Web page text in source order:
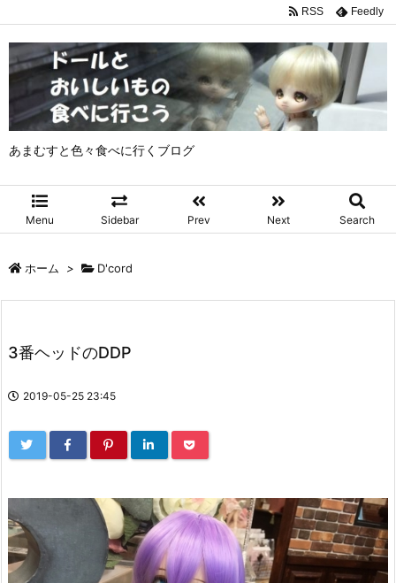
あまむすと色々食べに行くブログ
Menu Sidebar Prev Next Search
RSS Feedly
ホーム > D'cord
3番ヘッドのDDP
2019-05-25 23:45